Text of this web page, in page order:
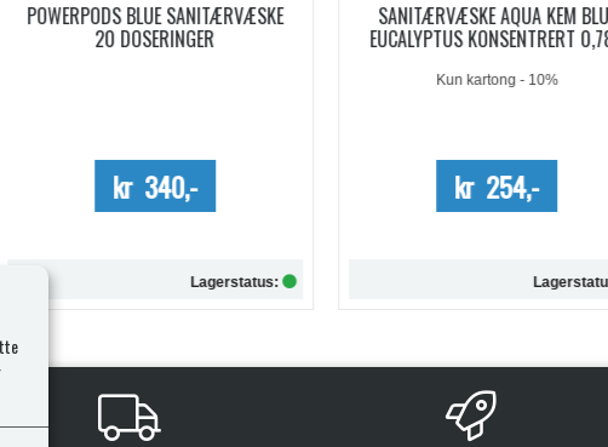
POWERPODS BLUE SANITÆRVÆSKE
20 DOSERINGER
kr 340,-
Lagerstatus:
SANITÆRVÆSKE AQUA KEM BLUE
EUCALYPTUS KONSENTRERT 0,78 L
Kun kartong - 10%
kr 254,-
Lagerstatus: